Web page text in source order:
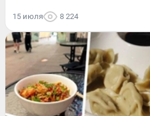
15 июля 8 224